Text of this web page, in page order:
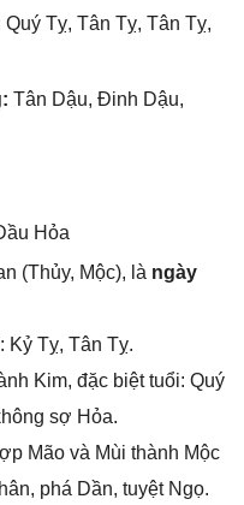
Quý Tỵ, Tân Tỵ, Tân Tỵ,
Tân Dậu, Đinh Dậu,
Hỏa
(Thủy, Mộc), là ngày
Kỷ Tỵ, Tân Tỵ.
Kim, đặc biệt tuổi: Quý
ѕợ Hỏa.
Mão và Mùi thành Mộc
phá Dần, tuyệt Ngọ.